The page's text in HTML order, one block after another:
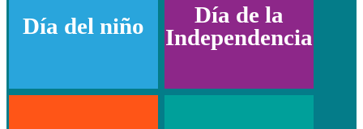
Día del niño
Día de la
Independencia